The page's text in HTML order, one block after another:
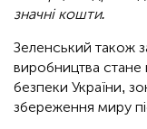
значні кошти.
Зеленський також
виробництва
безпеки України,
збереження миру